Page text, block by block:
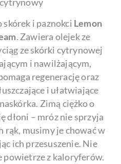
skórek i paznokci Lemon
. Zawiera olejek ze
ze skórki cytrynowej
i nawilżającym,
regenerację oraz
i ułatwiające
Zimą ciężko o
dłoni – mróz nie sprzyja
rąk, musimy je chować w
ich przesuszenie. Nie
powietrze z kaloryferów.